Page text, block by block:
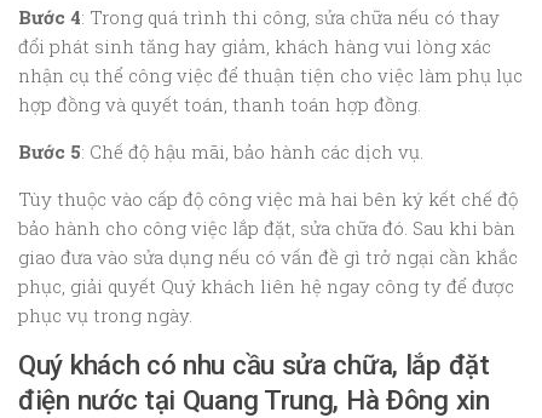
Bước 4: Trong quá trình thi công, sửa chữa nếu có thay
đổi phát sinh tăng hay giảm, khách hàng vui lòng xác
nhận cụ thể công việc để thuận tiện cho việc làm phụ lục
hợp đồng và quyết toán, thanh toán hợp đồng.
Bước 5: Chế độ hậu mãi, bảo hành các dịch vụ.
Tùy thuộc vào cấp độ công việc mà hai bên ký kết chế độ
bảo hành cho công việc lắp đặt, sửa chữa đó. Sau khi bàn
giao đưa vào sửa dụng nếu có vấn đề gì trở ngại cần khắc
phục, giải quyết Quý khách liên hệ ngay công ty để được
phục vụ trong ngày.
Quý khách có nhu cầu sửa chữa, lắp đặt
điện nước tại Quang Trung, Hà Đông xin